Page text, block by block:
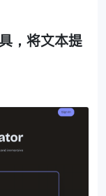
，将文本提